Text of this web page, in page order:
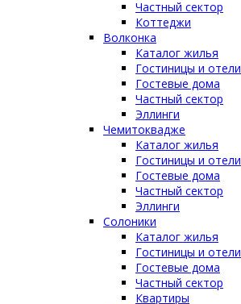
Частный сектор
Коттеджи
Волконка
Каталог жилья
Гостиницы и отели
Гостевые дома
Частный сектор
Эллинги
Чемитоквадже
Каталог жилья
Гостиницы и отели
Гостевые дома
Частный сектор
Эллинги
Солоники
Каталог жилья
Гостиницы и отели
Гостевые дома
Частный сектор
Квартиры